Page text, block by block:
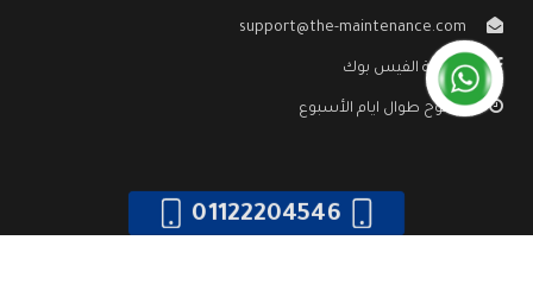
support@the-maintenance.com
صفحة الفيس بوك
مفتوح طوال ايام الأسبوع
01122204546